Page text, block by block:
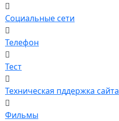
Социальные сети
Телефон
Тест
Техническая пддержка сайта
Фильмы